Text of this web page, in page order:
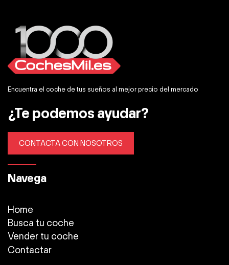
Encuentra el coche de tus sueños al mejor precio del mercado
¿Te podemos ayudar?
CONTACTA CON NOSOTROS
Navega
Home
Busca tu coche
Vender tu coche
Contactar